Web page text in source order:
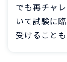
でも再チャ
いて試験に
受けること